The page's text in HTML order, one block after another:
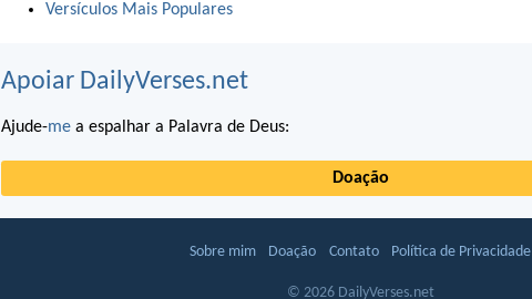
Versículos Mais Populares
Apoiar DailyVerses.net
Ajude-me a espalhar a Palavra de Deus:
Doação
Sobre mim Doação Contato Política de Privacidade
© 2026 DailyVerses.net